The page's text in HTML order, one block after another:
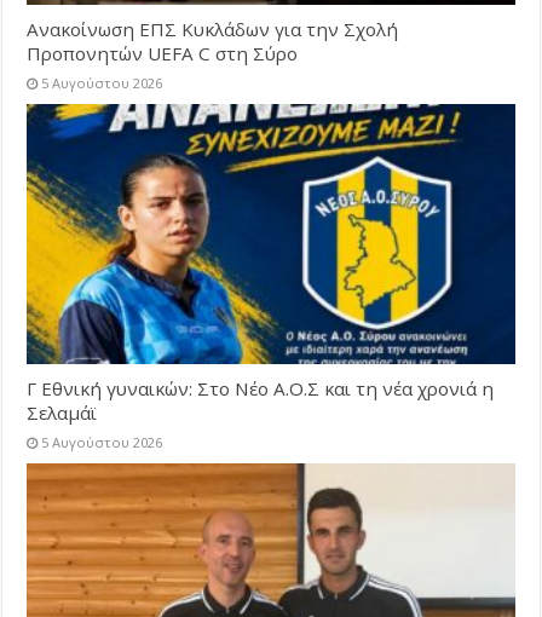
Ανακοίνωση ΕΠΣ Κυκλάδων για την Σχολή
Προπονητών UEFA C στη Σύρο
5 Αυγούστου 2026
Γ Εθνική γυναικών: Στο Νέο Α.Ο.Σ και τη νέα χρονιά η
Σελαμάϊ
5 Αυγούστου 2026